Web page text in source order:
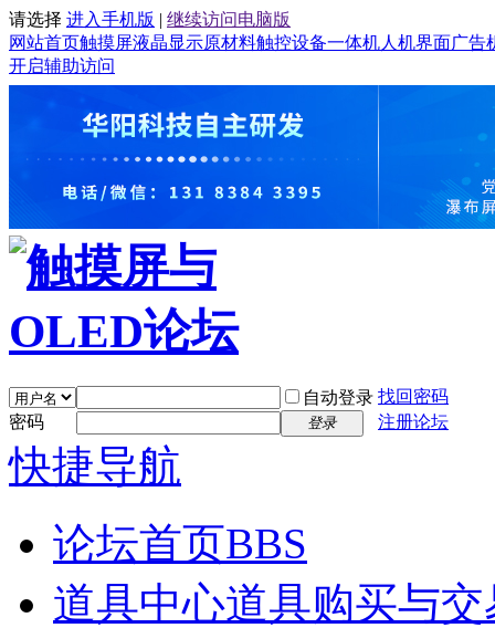
请选择 进入手机版 | 继续访问电脑版
网站首页触摸屏液晶显示原材料触控设备一体机人机界面广告
开启辅助访问
自动登录 找回密码
密码
登录 注册论坛
快捷导航
论坛首页BBS
道具中心道具购买与